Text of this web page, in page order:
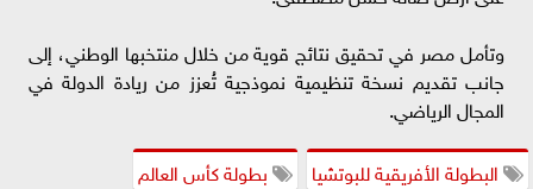
وتأمل مصر في تحقيق نتائج قوية من خلال منتخبها الوطني، إلى
جانب تقديم نسخة تنظيمية نموذجية تُعزز من ريادة الدولة في
المجال الرياضي.
البطولة الأفريقية للبوتشيا
بطولة كأس العالم